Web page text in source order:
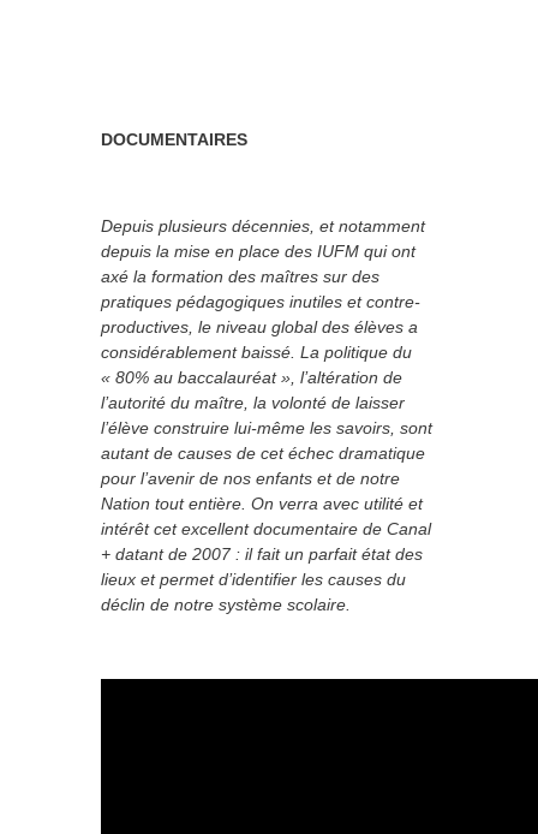
DOCUMENTAIRES
Depuis plusieurs décennies, et notamment
depuis la mise en place des IUFM qui ont
axé la formation des maîtres sur des
pratiques pédagogiques inutiles et contre-
productives, le niveau global des élèves a
considérablement baissé. La politique du
« 80% au baccalauréat », l’altération de
l’autorité du maître, la volonté de laisser
l’élève construire lui-même les savoirs, sont
autant de causes de cet échec dramatique
pour l’avenir de nos enfants et de notre
Nation tout entière. On verra avec utilité et
intérêt cet excellent documentaire de Canal
+ datant de 2007 : il fait un parfait état des
lieux et permet d’identifier les causes du
déclin de notre système scolaire.